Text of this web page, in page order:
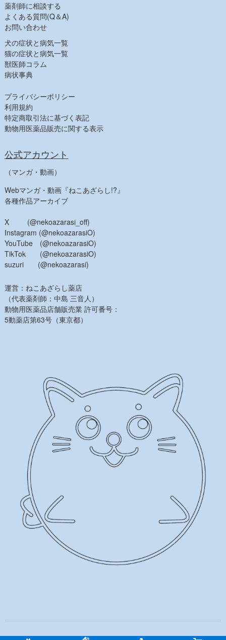
薬剤師に相談する
よくある質問(Q＆A)
お問い合わせ
犬の症状と病気一覧
猫の症状と病気一覧
獣医師コラム
病状事典
プライバシーポリシー
利用規約
特定商取引法に基づく表記
動物用医薬品販売に関する表示
公式アカウント
（マンガ・動画）
Webマンガ・動画『ねこあざらし!?』
各種作品アーカイブ
X (@nekoazarasi_off)
Instagram (@nekoazarasiO)
YouTube (@nekoazarasiO)
TikTok (@nekoazarasiO)
suzuri (@nekoazarasi)
運営：ねこあざらし薬店
（代表薬剤師：中島 三音人）
動物用医薬品店舗販売業 許可番号：
5動薬店第63号（東京都）